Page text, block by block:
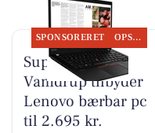
SPONSORERET OPSLAGSTAVLEN
SuperBrugsen
Vamdrup tilbyder
Lenovo bærbar pc
til 2.695 kr.